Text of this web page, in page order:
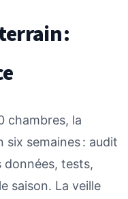
:
chambres, la
six semaines : audit
données, tests,
saison. La veille